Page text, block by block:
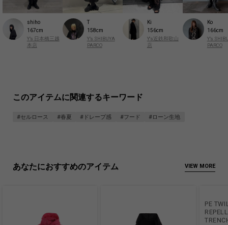
shiho
167cm
Y’s 日本橋三越
本店
T
158cm
Y’s SHIBUYA
PARCO
Ki
156cm
Y's近鉄和歌山
店
Ko
166cm
Y’s
PARCO
このアイテムに関連するキーワード
#セルロース #春夏 #ドレープ感 #フード #ローン生地
あなたにおすすめのアイテム VIEW MORE
PE